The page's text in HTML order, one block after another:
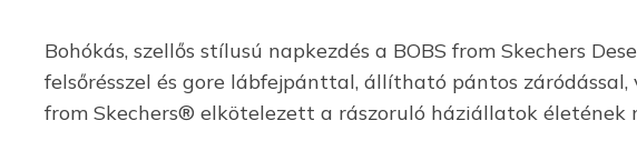
Bohókás, szellős stílusú napkezdés a BOBS from Skechers
felsőrésszel és gore lábfejpánttal, állítható pántos
from Skechers® elkötelezett a rászoruló háziállatok életének